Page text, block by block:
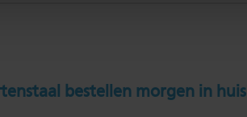
bestellen morgen in huis